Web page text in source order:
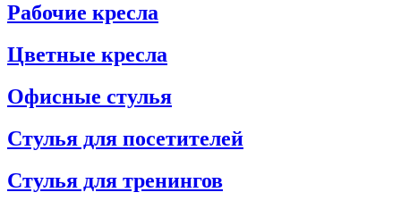
Рабочие кресла
Цветные кресла
Офисные стулья
Стулья для посетителей
Стулья для тренингов